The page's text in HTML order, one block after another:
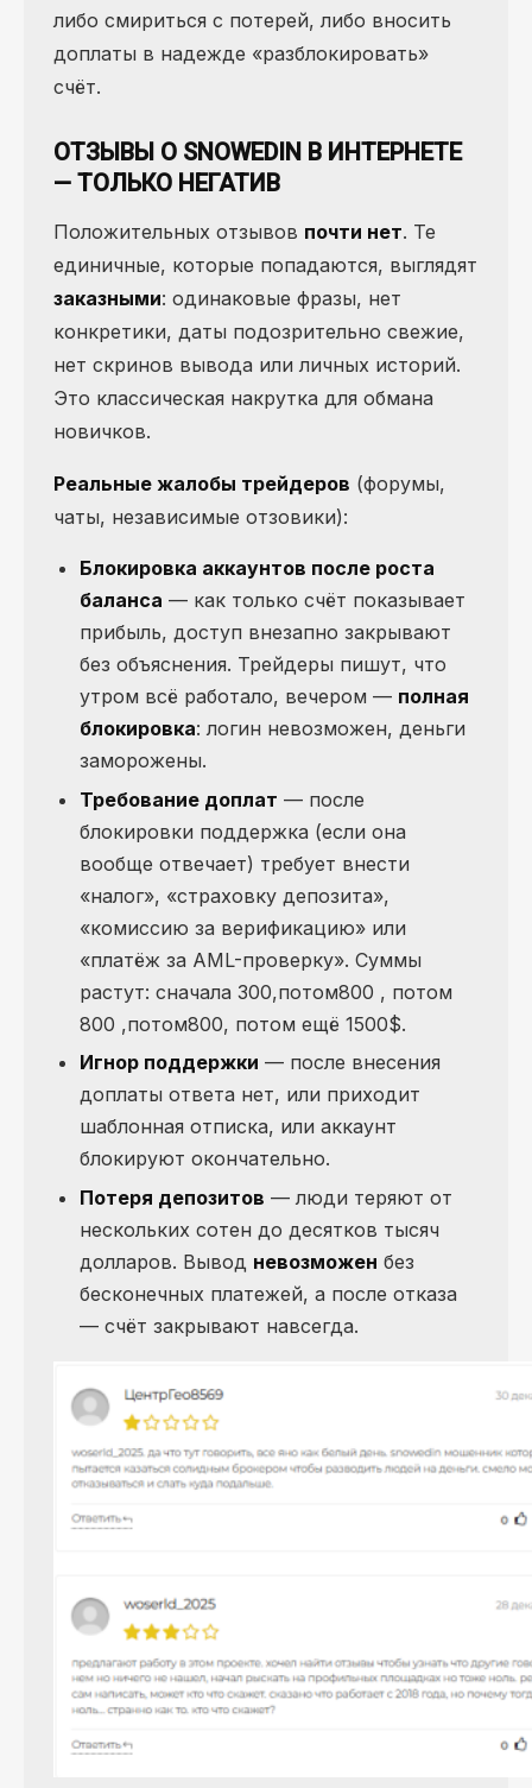
либо смириться с потерей, либо вносить
доплаты в надежде «разблокировать»
счёт.
ОТЗЫВЫ О SNOWEDIN В ИНТЕРНЕТЕ
— ТОЛЬКО НЕГАТИВ
Положительных отзывов почти нет. Те
единичные, которые попадаются, выглядят
заказными: одинаковые фразы, нет
конкретики, даты подозрительно свежие,
нет скринов вывода или личных историй.
Это классическая накрутка для обмана
новичков.
Реальные жалобы трейдеров (форумы,
чаты, независимые отзовики):
Блокировка аккаунтов после роста
баланса — как только счёт показывает
прибыль, доступ внезапно закрывают
без объяснения. Трейдеры пишут, что
утром всё работало, вечером — полная
блокировка: логин невозможен, деньги
заморожены.
Требование доплат — после
блокировки поддержка (если она
вообще отвечает) требует внести
«налог», «страховку депозита»,
«комиссию за верификацию» или
«платёж за AML-проверку». Суммы
растут: сначала 300,потом800 , потом
800 ,потом800, потом ещё 1500$.
Игнор поддержки — после внесения
доплаты ответа нет, или приходит
шаблонная отписка, или аккаунт
блокируют окончательно.
Потеря депозитов — люди теряют от
нескольких сотен до десятков тысяч
долларов. Вывод невозможен без
бесконечных платежей, а после отказа
— счёт закрывают навсегда.